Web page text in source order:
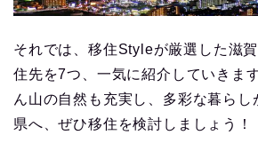
それでは、移住Styleが厳選した滋
住先を7つ、一気に紹介していきま
ん山の自然も充実し、多彩な暮らし
県へ、ぜひ移住を検討しましょう！